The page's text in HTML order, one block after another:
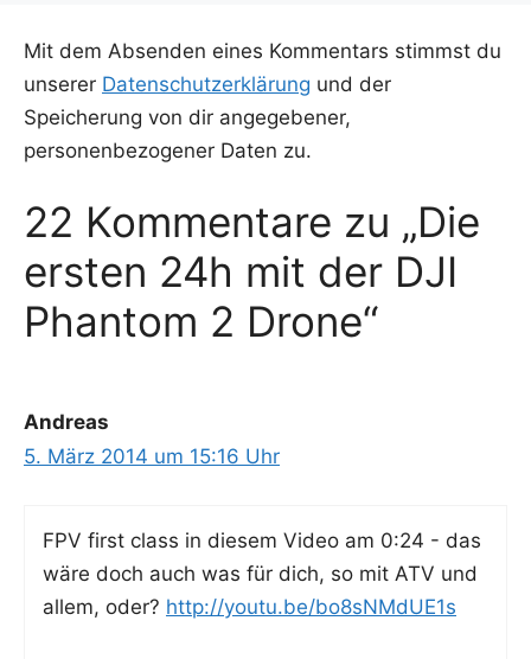
Mit dem Absenden eines Kommentars stimmst du
unserer Datenschutzerklärung und der
Speicherung von dir angegebener,
personenbezogener Daten zu.
22 Kommentare zu „Die
ersten 24h mit der DJI
Phantom 2 Drone“
Andreas
5. März 2014 um 15:16 Uhr
FPV first class in die­sem Video am 0:24 - das
wäre doch auch was für dich, so mit ATV und
allem, oder? http://youtu.be/bo8sNMdUE1s